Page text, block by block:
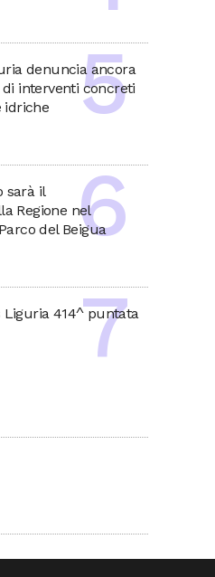
denuncia ancora
di interventi concreti
sarà il
Regione nel
del Beigua
Liguria 414^ puntata